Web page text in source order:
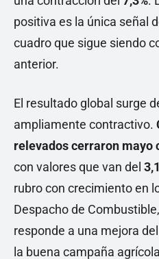
positiva es la única señal
cuadro que sigue siendo
anterior.
El resultado global surge
ampliamente contractivo.
relevados cerraron mayo
con valores que van del
rubro con crecimiento en
Despacho de
responde a una mejora
la buena campaña